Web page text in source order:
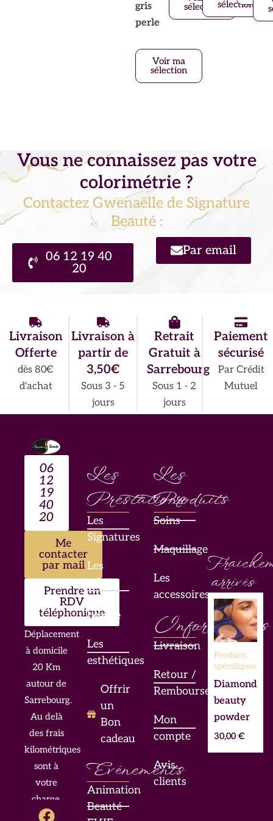
gris
perle
Voir ma
sélection
sélectionsélection
Vous ne connaissez pas votre
colorimétrie ?
Contactez Gwenaëlle de Signature
Beauté :
06 12 19 40
20
Par email
Livraison
Offerte
dès 80€
d'achat
Livraison à
partir de
3,50€
Sous 3 - 5
jours
Retrait
Gratuit à
Sarrebourg
Sous 1 - 2
jours
Paiement
sécurisé
Par Crédit
Mutuel
06
12
19
40
20
Me
contacter
par mail
Prendre un
RDV
téléphonique
Déplacement
à domicile
20 Km
autour de
Sarrebourg.
Au delà
des frais
kilométriques
sont à
votre
charge.
F
I
L
Les
Prestations
Les
Signatures
Les
mises
en
beauté
Les
esthétiques
Offrir
un
Bon
cadeau
Evénements
Animation
Beauté
Les
Produits
Soins
Maquillage
Les
accessoires
Informations
Livraison
Retour /
Remboursement
Mon
compte
Avis
clients
arrivés
Produits
spécifiques
Diamond
beauty
powder
30,00€